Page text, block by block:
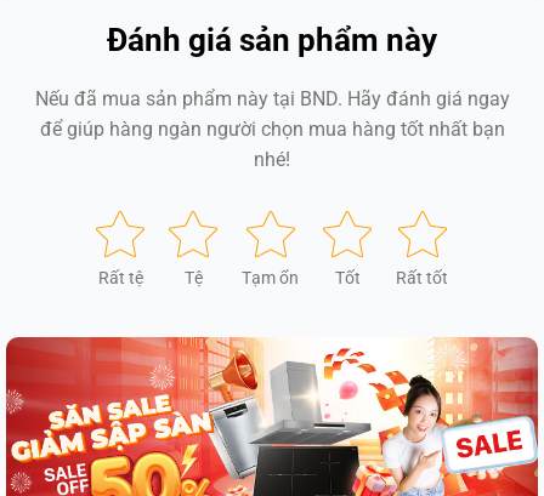
Đánh giá sản phẩm này
Nếu đã mua sản phẩm này tại BND. Hãy đánh giá ngay
để giúp hàng ngàn người chọn mua hàng tốt nhất bạn
nhé!
Rất tệ Tệ Tạm ổn Tốt Rất tốt